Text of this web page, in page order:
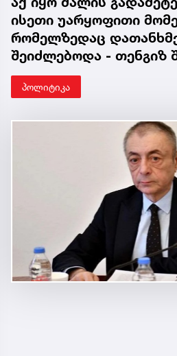
ისეთი უარყოფითი
რომელზედაც
შეიძლებოდა - თენგიზ
პოლიტიკა